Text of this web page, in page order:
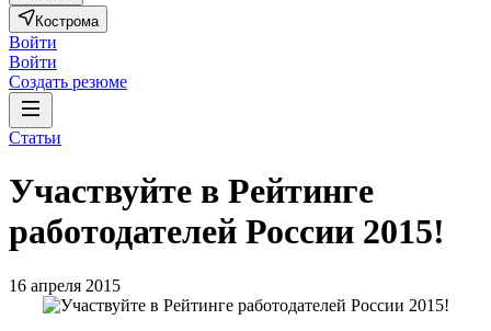
Кострома
Войти
Войти
Создать резюме
Статьи
Участвуйте в Рейтинге
работодателей России 2015!
16 апреля 2015